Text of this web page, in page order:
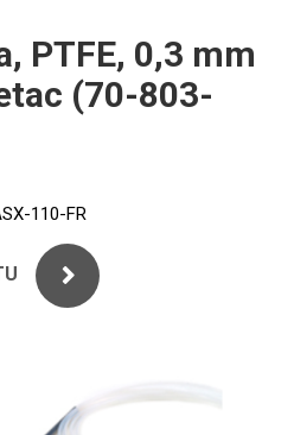
PTFE, 0,3 mm
(70-803-
110-FR